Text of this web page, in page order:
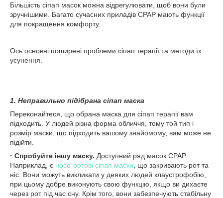
Більшість сіпап масок можна відрегулювати, щоб вони були
зручнішими. Багато сучасних приладів CPAP мають функції
для покращення комфорту.
Ось основні поширені проблеми сіпап терапії та методи їх
усунення.
1. Неправильно підібрана сіпап маска
Переконайтеся, що обрана маска для сіпап терапії вам
підходить. У людей різна форма обличчя, тому той тип і
розмір маски, що підходить вашому знайомому, вам може не
підійти.
· Спробуйте іншу маску. Доступний ряд масок CPAP.
Наприклад, є носо-ротові сіпап маски , що закривають рот та
ніс. Вони можуть викликати у деяких людей клаустрофобію,
при цьому добре виконують свою функцію, якщо ви дихаєте
через рот під час сну. Крім того, вони забезпечують стабільну